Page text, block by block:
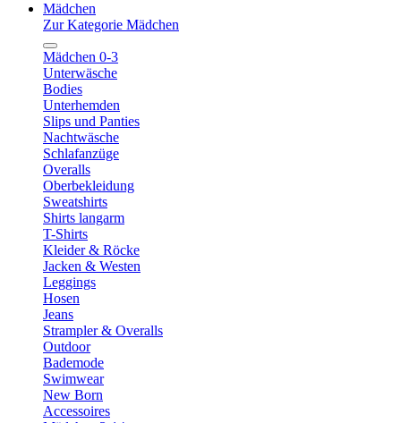
Mädchen
Zur Kategorie Mädchen
Mädchen 0-3
Unterwäsche
Bodies
Unterhemden
Slips und Panties
Nachtwäsche
Schlafanzüge
Overalls
Oberbekleidung
Sweatshirts
Shirts langarm
T-Shirts
Kleider & Röcke
Jacken & Westen
Leggings
Hosen
Jeans
Strampler & Overalls
Outdoor
Bademode
Swimwear
New Born
Accessoires